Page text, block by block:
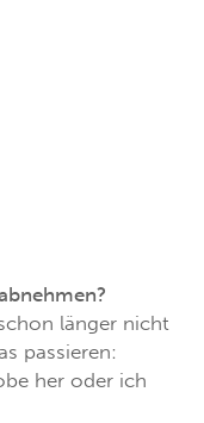
länger nicht
passieren:
her oder ich